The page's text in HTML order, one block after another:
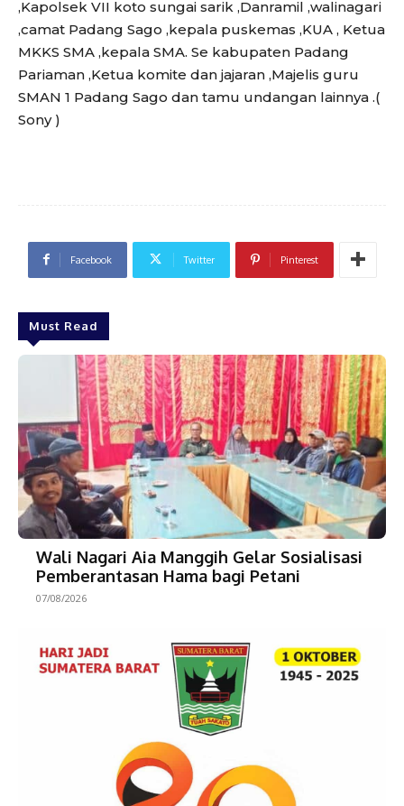
,Kapolsek VII koto sungai sarik ,Danramil ,walinagari
,camat Padang Sago ,kepala puskemas ,KUA , Ketua
MKKS SMA ,kepala SMA. Se kabupaten Padang
Pariaman ,Ketua komite dan jajaran ,Majelis guru
SMAN 1 Padang Sago dan tamu undangan lainnya .(
Sony )
Facebook Twitter Pinterest
Must Read
Wali Nagari Aia Manggih Gelar Sosialisasi
Pemberantasan Hama bagi Petani
07/08/2026